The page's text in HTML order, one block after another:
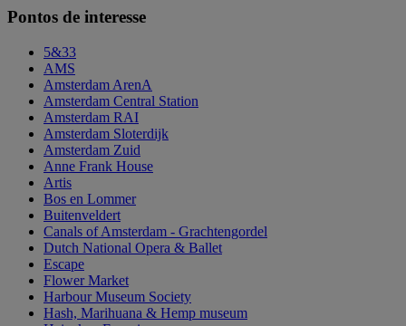
Pontos de interesse
5&33
AMS
Amsterdam ArenA
Amsterdam Central Station
Amsterdam RAI
Amsterdam Sloterdijk
Amsterdam Zuid
Anne Frank House
Artis
Bos en Lommer
Buitenveldert
Canals of Amsterdam - Grachtengordel
Dutch National Opera & Ballet
Escape
Flower Market
Harbour Museum Society
Hash, Marihuana & Hemp museum